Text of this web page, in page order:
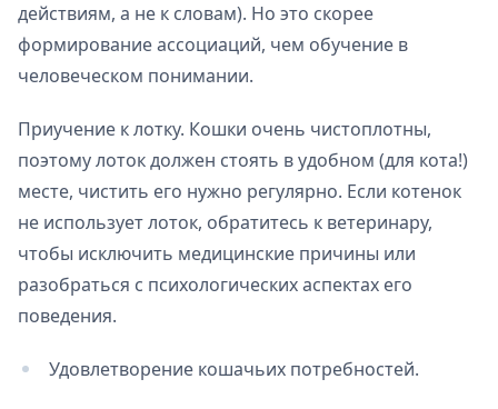
действиям, а не к словам). Но это скорее
формирование ассоциаций, чем обучение в
человеческом понимании.
Приучение к лотку. Кошки очень чистоплотны,
поэтому лоток должен стоять в удобном (для кота!)
месте, чистить его нужно регулярно. Если котенок
не использует лоток, обратитесь к ветеринару,
чтобы исключить медицинские причины или
разобраться с психологических аспектах его
поведения.
Удовлетворение кошачьих потребностей.